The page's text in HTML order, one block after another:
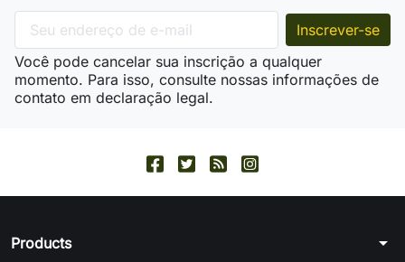
Você pode cancelar sua inscrição a qualquer
momento. Para isso, consulte nossas informações de
contato em declaração legal.
Products arrow_drop_down